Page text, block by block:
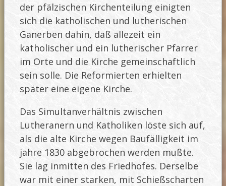
der pfälzischen Kirchenteilung einigten
sich die katholischen und lutherischen
Ganerben dahin, daß allezeit ein
katholischer und ein lutherischer Pfarrer
im Orte und die Kirche gemeinschaftlich
sein solle. Die Reformierten erhielten
später eine eigene Kirche.
Das Simultanverhältnis zwischen
Lutheranern und Katholiken löste sich auf,
als die alte Kirche wegen Baufälligkeit im
jahre 1830 abgebrochen werden mußte.
Sie lag inmitten des Friedhofes. Derselbe
war mit einer starken, mit Schießscharten